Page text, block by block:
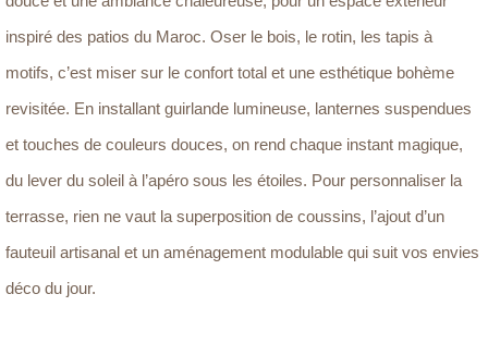
inspiré des patios du Maroc. Oser le bois, le rotin, les tapis à
motifs, c’est miser sur le confort total et une esthétique bohème
revisitée. En installant guirlande lumineuse, lanternes suspendues
et touches de couleurs douces, on rend chaque instant magique,
du lever du soleil à l’apéro sous les étoiles. Pour personnaliser la
terrasse, rien ne vaut la superposition de coussins, l’ajout d’un
fauteuil artisanal et un aménagement modulable qui suit vos envies
déco du jour.